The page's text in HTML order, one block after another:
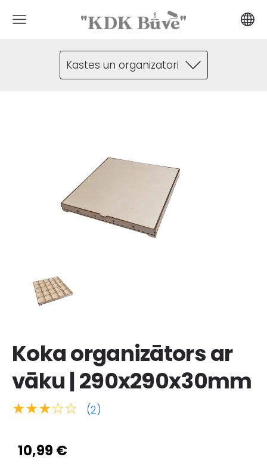
Kastes un organizatori
Koka organizātors ar
vāku | 290x290x30mm
★★★☆☆ (2)
10,99 €